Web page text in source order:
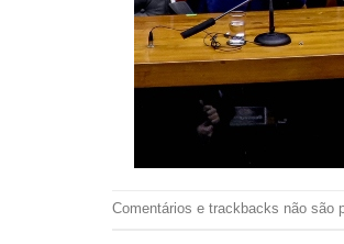
Comentários e trackbacks não são